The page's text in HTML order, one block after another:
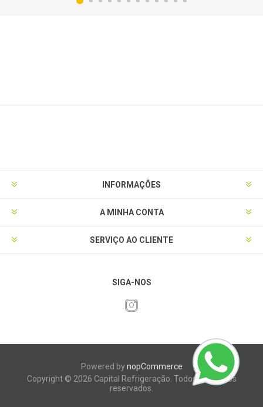
INFORMAÇÕES
A MINHA CONTA
SERVIÇO AO CLIENTE
SIGA-NOS
Powered bynopCommerce
Copyright © 2026 Capital Refrigeração. Todos os direitos
reservados.